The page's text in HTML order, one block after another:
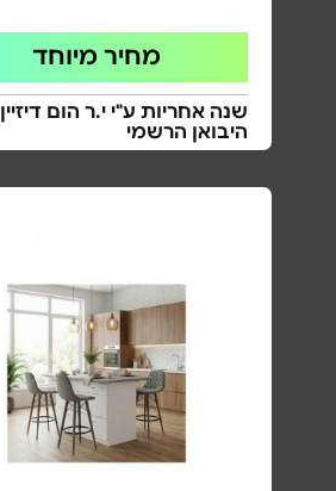
מחיר מיוחד
שנה אחריות ע"י י.ר הום דיזיין
היבואן הרשמי